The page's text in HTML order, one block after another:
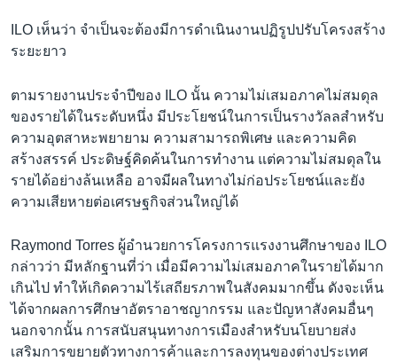
ค้นหา
ไลฟ์สไตล์
ตรวจสอบข่าว
เรียนรู้ภาษาอังกฤษ
พอดคาสต์
ติดตามเรา
เลือกภาษา
ILO เห็นว่า จำเป็นจะต้องมีการดำเนินงานปฏิรูปปรับโครงสร้าง
ระยะยาว
ตามรายงานประจำปีของ ILO นั้น ความไม่เสมอภาคไม่สมดุล
ของรายได้ในระดับหนึ่ง มีประโยชน์ในการเป็นรางวัลลสำหรับ
ความอุตสาหะพยายาม ความสามารถพิเศษ และความคิด
สร้างสรรค์ ประดิษฐ์คิดค้นในการทำงาน แต่ความไม่สมดุลใน
รายได้อย่างล้นเหลือ อาจมีผลในทางไม่ก่อประโยชน์และยัง
ความเสียหายต่อเศรษฐกิจส่วนใหญ่ได้
Raymond Torres ผู้อำนวยการโครงการแรงงานศึกษาของ ILO
กล่าวว่า มีหลักฐานที่ว่า เมื่อมีความไม่เสมอภาคในรายได้มาก
เกินไป ทำให้เกิดความไร้เสถียรภาพในสังคมมากขึ้น ดังจะเห็น
ได้จากผลการศึกษาอัตราอาชญากรรม และปัญหาสังคมอื่นๆ
นอกจากนั้น การสนับสนุนทางการเมืองสำหรับนโยบายส่ง
เสริมการขยายตัวทางการค้าและการลงทุนของต่างประเทศ